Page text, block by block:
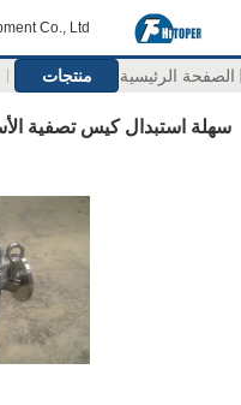
Co., Ltd.
الصفحة الرئيسية منتجات
سهلة استبدال كيس تصفية